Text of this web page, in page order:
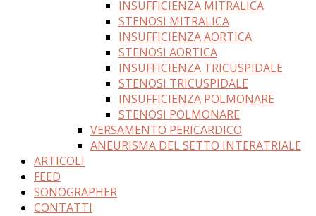
INSUFFICIENZA MITRALICA
STENOSI MITRALICA
INSUFFICIENZA AORTICA
STENOSI AORTICA
INSUFFICIENZA TRICUSPIDALE
STENOSI TRICUSPIDALE
INSUFFICIENZA POLMONARE
STENOSI POLMONARE
VERSAMENTO PERICARDICO
ANEURISMA DEL SETTO INTERATRIALE
ARTICOLI
FEED
SONOGRAPHER
CONTATTI